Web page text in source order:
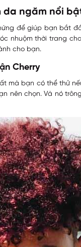
da ngăm nổi
để giúp bạn bắt
nhuộm thời trang
cho bạn.
Cherry
mà bạn có thể thử
nên chọn. Và nó